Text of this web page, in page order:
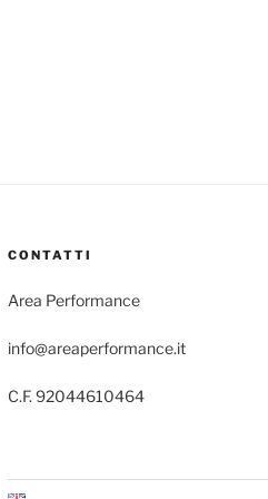
CONTATTI
Area Performance
info@areaperformance.it
C.F. 92044610464